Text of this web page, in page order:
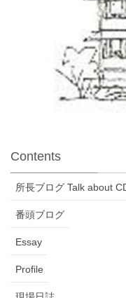
Contents
所長ブログ Talk about
番頭ブログ
Essay
Profile